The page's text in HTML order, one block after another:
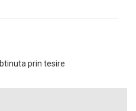
prin tesire